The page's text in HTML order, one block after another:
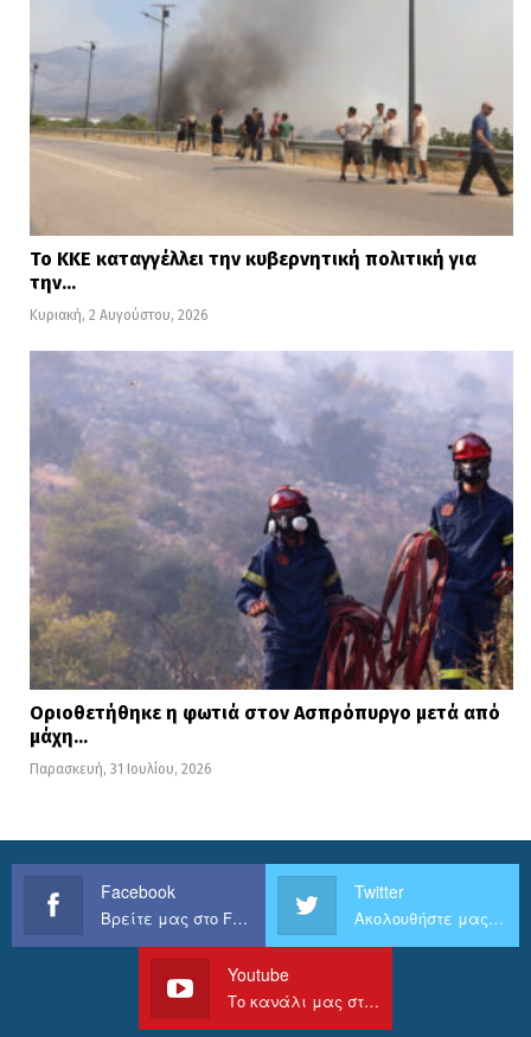
Το ΚΚΕ καταγγέλλει την κυβερνητική πολιτική για
την…
Κυριακή, 2 Αυγούστου, 2026
Οριοθετήθηκε η φωτιά στον Ασπρόπυργο μετά από
μάχη…
Παρασκευή, 31 Ιουλίου, 2026
Facebook
Βρείτε μας στο Facebook
Twitter
Ακολουθήστε μας στο Twitter
Youtube
Το κανάλι μας στο Youtube